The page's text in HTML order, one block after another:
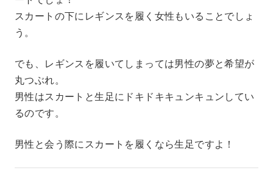
スカートの下にレギンスを履く女性もいることでしょ
う。
でも、レギンスを履いてしまっては男性の夢と希望が
丸つぶれ。
男性はスカートと生足にドキドキキュンキュンしてい
るのです。
男性と会う際にスカートを履くなら生足ですよ！